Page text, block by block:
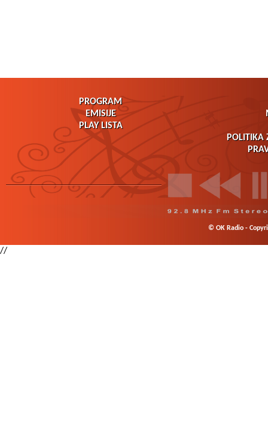
PROGRAM
EMISIJE
PLAY LISTA
POLITIKA
© OK Radio -
//